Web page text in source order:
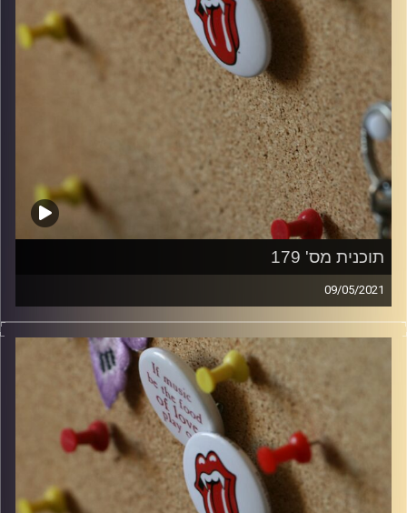
תוכנית מס' 179
09/05/2021
קלאסיקות רוק עם אורן הוף.
włodi